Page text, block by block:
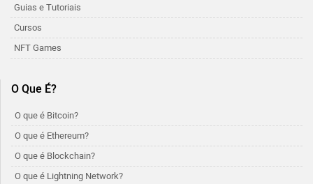
Guias e Tutoriais
Cursos
NFT Games
O Que É?
O que é Bitcoin?
O que é Ethereum?
O que é Blockchain?
O que é Lightning Network?